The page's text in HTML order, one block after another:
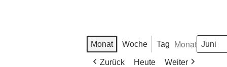
Monat Woche Tag Monat
Zurück Heute Weiter